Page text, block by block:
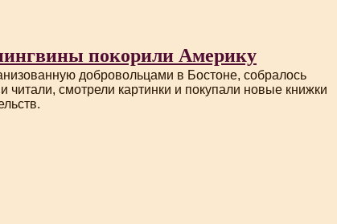
покорили Америку
добровольцами в Бостоне, собралось
читали, смотрели картинки и покупали новые книжки